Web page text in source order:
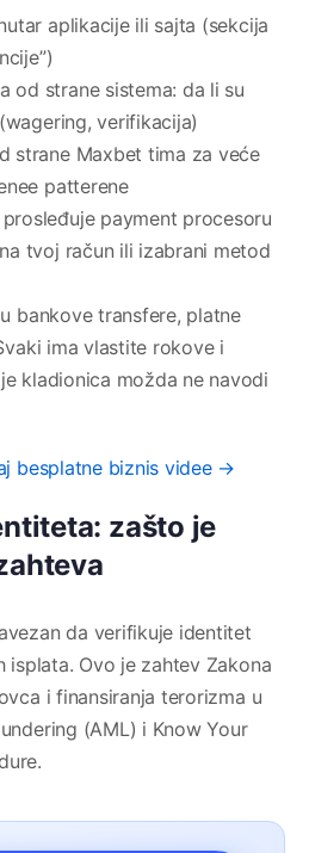
aplikacije ili sajta (sekcija
od strane sistema: da li su
verifikacija)
strane Maxbet tima za veće
patterene
payment procesoru
tvoj račun ili izabrani metod
bankove transfere, platne
ima vlastite rokove i
kladionica možda ne navodi
besplatne biznis videe →
zašto je
da verifikuje identitet
isplata. Ovo je zahtev Zakona
i finansiranja terorizma u
(AML) i Know Your